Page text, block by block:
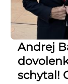
Andrej
schytal!